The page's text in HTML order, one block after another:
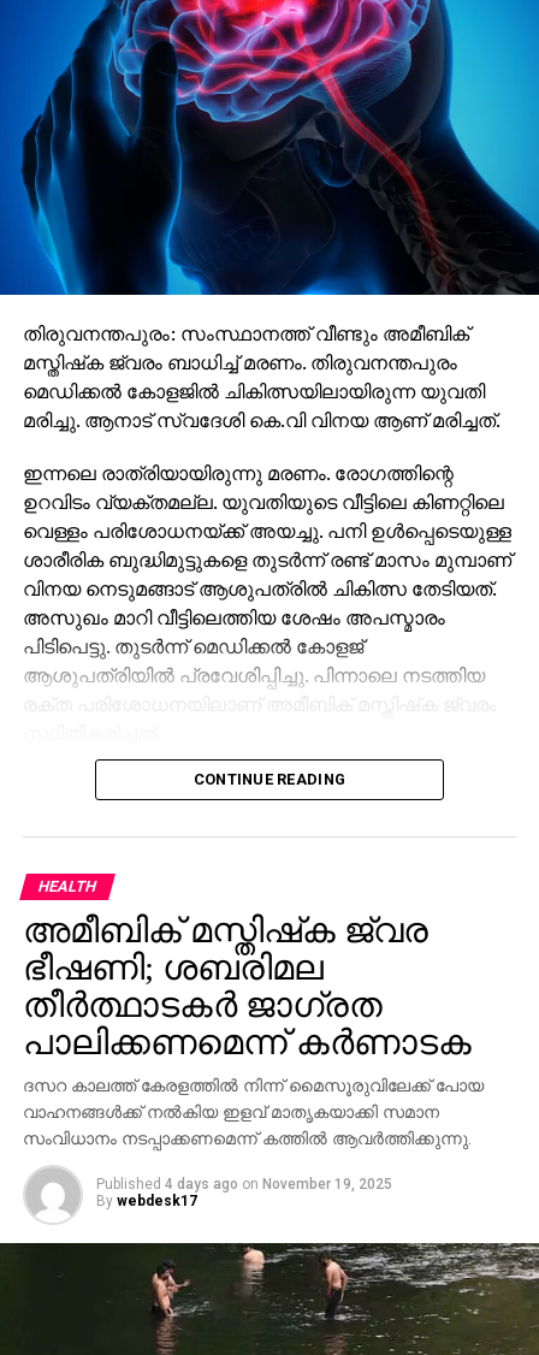
അയച്ചു കൊടുത്തു. അതേസമയം അതിലെ അഡ്ഡ്രസ്
വ്യാജമായിരുന്നു. വില്‍പന നടത്തിയ സ്ഥാപനം
കണ്ടെത്താന്‍ ഇതോടെ ബുദ്ധിമുട്ടായി. പിന്നീട്
വിദഗ്ധമായി പിന്തുടര്‍ന്നാണ് ചെയ്താണ് റെയ്ഡ്
നടത്തിയത്.
തിരുവനന്തപുരം: സംസ്ഥാനത്ത് വീണ്ടും അമീബിക്
മസ്തിഷ്‌ക ജ്വരം ബാധിച്ച് മരണം. തിരുവനന്തപുരം
മെഡിക്കല്‍ കോളജില്‍ ചികിത്സയിലായിരുന്ന യുവതി
മരിച്ചു. ആനാട് സ്വദേശി കെ.വി വിനയ ആണ് മരിച്ചത്.
ഇന്നലെ രാത്രിയായിരുന്നു മരണം. രോഗത്തിന്റെ
ഉറവിടം വ്യക്തമല്ല. യുവതിയുടെ വീട്ടിലെ കിണറ്റിലെ
വെള്ളം പരിശോധനയ്ക്ക് അയച്ചു. പനി ഉള്‍പ്പെടെയുള്ള
ശാരീരിക ബുദ്ധിമുട്ടുകളെ തുടര്‍ന്ന് രണ്ട് മാസം മുമ്പാണ്
വിനയ നെടുമങ്ങാട് ആശുപത്രില്‍ ചികിത്സ തേടിയത്.
അസുഖം മാറി വീട്ടിലെത്തിയ ശേഷം അപസ്മാരം
പിടിപെട്ടു. തുടര്‍ന്ന് മെഡിക്കല്‍ കോളജ്
ആശുപത്രിയില്‍ പ്രവേശിപ്പിച്ചു. പിന്നാലെ നടത്തിയ
രക്ത പരിശോധനയിലാണ് അമീബിക് മസ്തിഷ്‌ക ജ്വരം
CONTINUE READING
HEALTH
അമീബിക് മസ്തിഷ്‌ക ജ്വര
ഭീഷണി; ശബരിമല
തീര്‍ത്ഥാടകര്‍ ജാഗ്രത
പാലിക്കണമെന്ന് കര്‍ണാടക
ദസറ കാലത്ത് കേരളത്തില്‍ നിന്ന് മൈസൂരുവിലേക്ക് പോയ
വാഹനങ്ങള്‍ക്ക് നല്‍കിയ ഇളവ് മാതൃകയാക്കി സമാന
സംവിധാനം നടപ്പാക്കണമെന്ന് കത്തില്‍ ആവര്‍ത്തിക്കുന്നു.
Published 4 days ago on November 19, 2025
By webdesk17